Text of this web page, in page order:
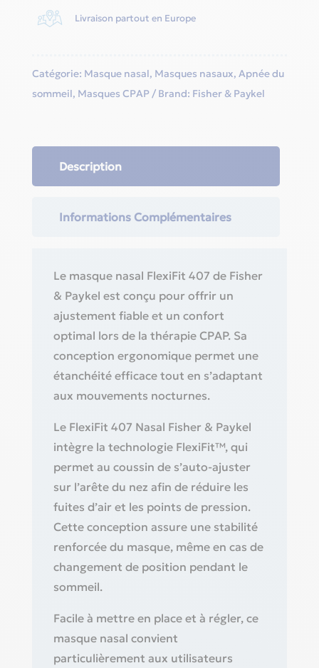
Livraison partout en Europe
Catégorie: Masque nasal, Masques nasaux, Apnée du
sommeil, Masques CPAP Brand: Fisher & Paykel
Description
Informations Complémentaires
Le masque nasal FlexiFit 407 de Fisher
& Paykel est conçu pour offrir un
ajustement fiable et un confort
optimal lors de la thérapie CPAP. Sa
conception ergonomique permet une
étanchéité efficace tout en s’adaptant
aux mouvements nocturnes.
Le FlexiFit 407 Nasal Fisher & Paykel
intègre la technologie FlexiFit™, qui
permet au coussin de s’auto-ajuster
sur l’arête du nez afin de réduire les
fuites d’air et les points de pression.
Cette conception assure une stabilité
renforcée du masque, même en cas de
changement de position pendant le
sommeil.
Facile à mettre en place et à régler, ce
masque nasal convient
particulièrement aux utilisateurs